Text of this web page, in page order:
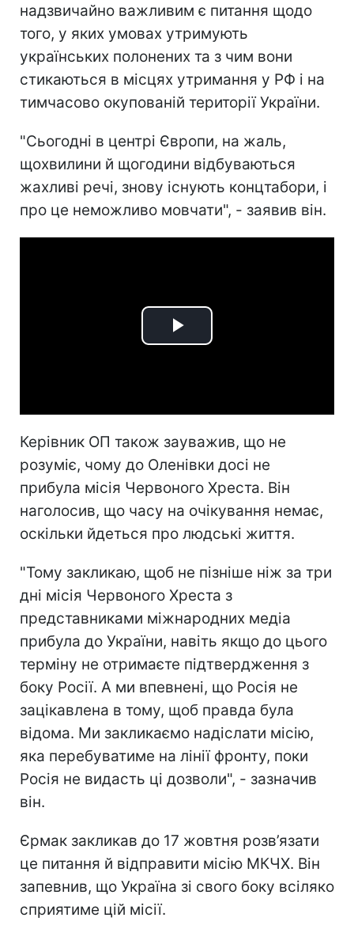
надзвичайно важливим є питання щодо
того, у яких умовах утримують
українських полонених та з чим вони
стикаються в місцях утримання у РФ і на
тимчасово окупованій території України.
"Сьогодні в центрі Європи, на жаль,
щохвилини й щогодини відбуваються
жахливі речі, знову існують концтабори, і
про це неможливо мовчати", - заявив він.
Play
Керівник ОП також зауважив, що не
розуміє, чому до Оленівки досі не
прибула місія Червоного Хреста. Він
наголосив, що часу на очікування немає,
оскільки йдеться про людські життя.
"Тому закликаю, щоб не пізніше ніж за три
дні місія Червоного Хреста з
представниками міжнародних медіа
прибула до України, навіть якщо до цього
терміну не отримаєте підтвердження з
боку Росії. А ми впевнені, що Росія не
зацікавлена в тому, щоб правда була
відома. Ми закликаємо надіслати місію,
яка перебуватиме на лінії фронту, поки
Росія не видасть ці дозволи", - зазначив
він.
Єрмак закликав до 17 жовтня розв’язати
це питання й відправити місію МКЧХ. Він
запевнив, що Україна зі свого боку всіляко
сприятиме цій місії.